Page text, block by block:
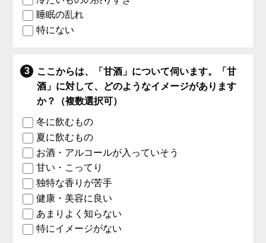
睡眠の乱れ
特にない
ここからは、「甘酒」について伺います。「甘
酒」に対して、どのようなイメージがあります
か？（複数選択可）
冬に飲むもの
夏に飲むもの
お酒・アルコールが入っていそう
甘い・こってり
独特な香りが苦手
健康・美容に良い
あまりよく知らない
特にイメージがない